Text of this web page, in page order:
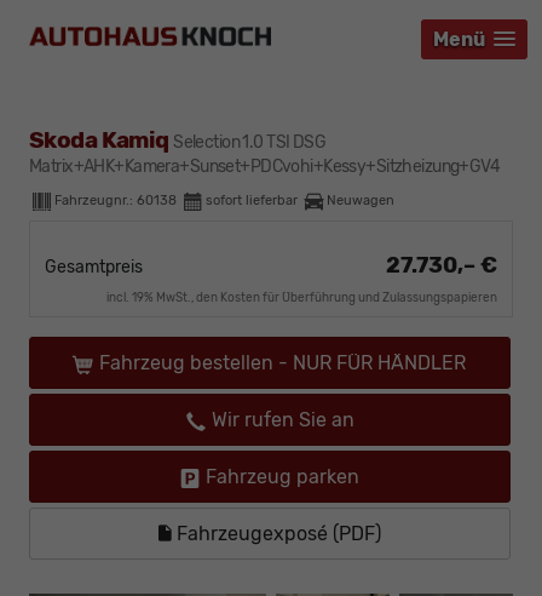
Menü
Menü
Menü
Skoda Kamiq Selection 1.0 TSI DSG
Matrix+AHK+Kamera+Sunset+PDCvohi+Kessy+Sitzheizung+GV4
Fahrzeugnr.: 60138 sofort lieferbar Neuwagen
Gesamtpreis 27.730,– €
incl. 19% MwSt., den Kosten für Überführung und Zulassungspapieren
Fahrzeug bestellen - NUR FÜR HÄNDLER
Wir rufen Sie an
Fahrzeug parken
Fahrzeugexposé (PDF)